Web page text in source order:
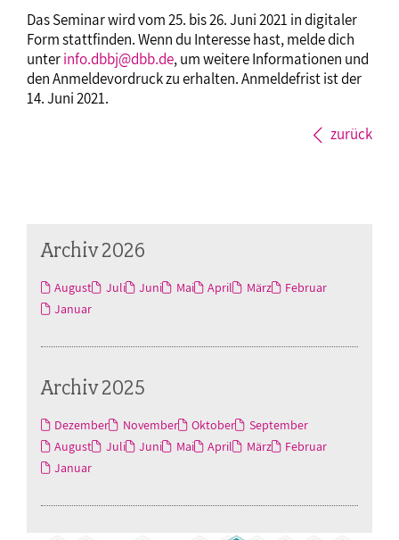
Das Seminar wird vom 25. bis 26. Juni 2021 in digitaler
Form stattfinden. Wenn du Interesse hast, melde dich
unterinfo.dbbj@dbb.de, um weitere Informationen und
den Anmeldevordruck zu erhalten. Anmeldefrist ist der
14. Juni 2021.
zurück
Archiv 2026
August Juli Juni Mai April März
Februar
Januar
Archiv 2025
Dezember November Oktober
September
August
Juli Juni Mai April März
Februar
Januar